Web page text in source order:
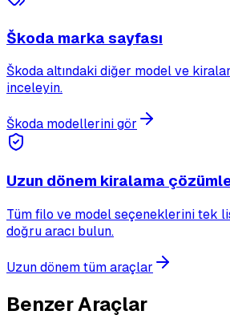
Škoda marka sayfası
Škoda altındaki diğer model ve
inceleyin.
Škoda modellerini gör
Uzun dönem kiralama
Tüm filo ve model seçeneklerini tek
doğru aracı bulun.
Uzun dönem tüm araçlar
Benzer Araçlar